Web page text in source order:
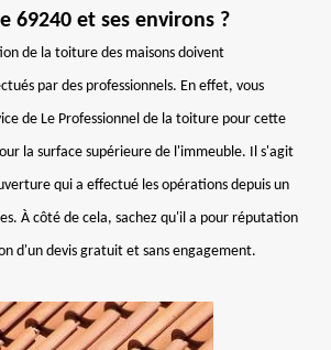
69240 et ses environs ?
de la toiture des maisons doivent
par des professionnels. En effet, vous
de Le Professionnel de la toiture pour cette
la surface supérieure de l'immeuble. Il s'agit
qui a effectué les opérations depuis un
À côté de cela, sachez qu'il a pour réputation
d'un devis gratuit et sans engagement.